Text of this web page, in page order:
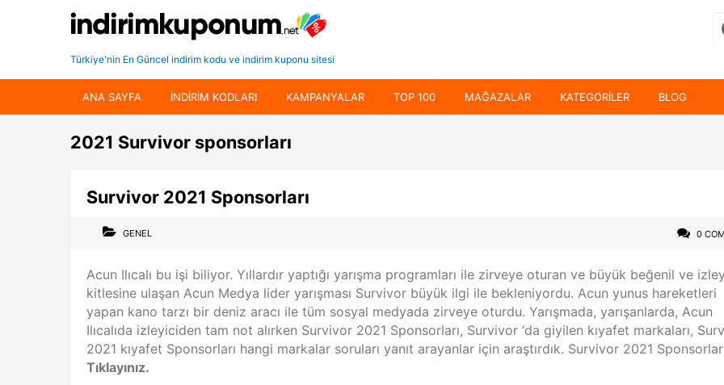
Türkiye'nin En Güncel indirim kodu ve indirim kuponu sitesi
ANA SAYFA INDIRIM KODLARI KAMPANYALAR TOP 100 MAĞAZALAR KATEGORILER BLOG
2021 Survivor sponsorları
Survivor 2021 Sponsorları
GENEL 0
Acun Ilıcalı bu işi biliyor. Yıllardır yaptığı yarışma programları ile zirveye oturan ve büyük beğenil ve
kitlesine ulaşan Acun Medya lider yarışması Survivor büyük ilgi ile bekleniyordu. Acun yunus hareketleri
yapan kano tarzı bir deniz aracı ile tüm sosyal medyada zirveye oturdu. Yarışmada, yarışanlarda, Acun
Ilıcalıda izleyiciden tam not alırken Survivor 2021 Sponsorları, Survivor ‘da giyilen kıyafet markaları,
2021 kıyafet Sponsorları hangi markalar soruları yanıt arayanlar için araştırdık. Survivor 2021
Tıklayınız.